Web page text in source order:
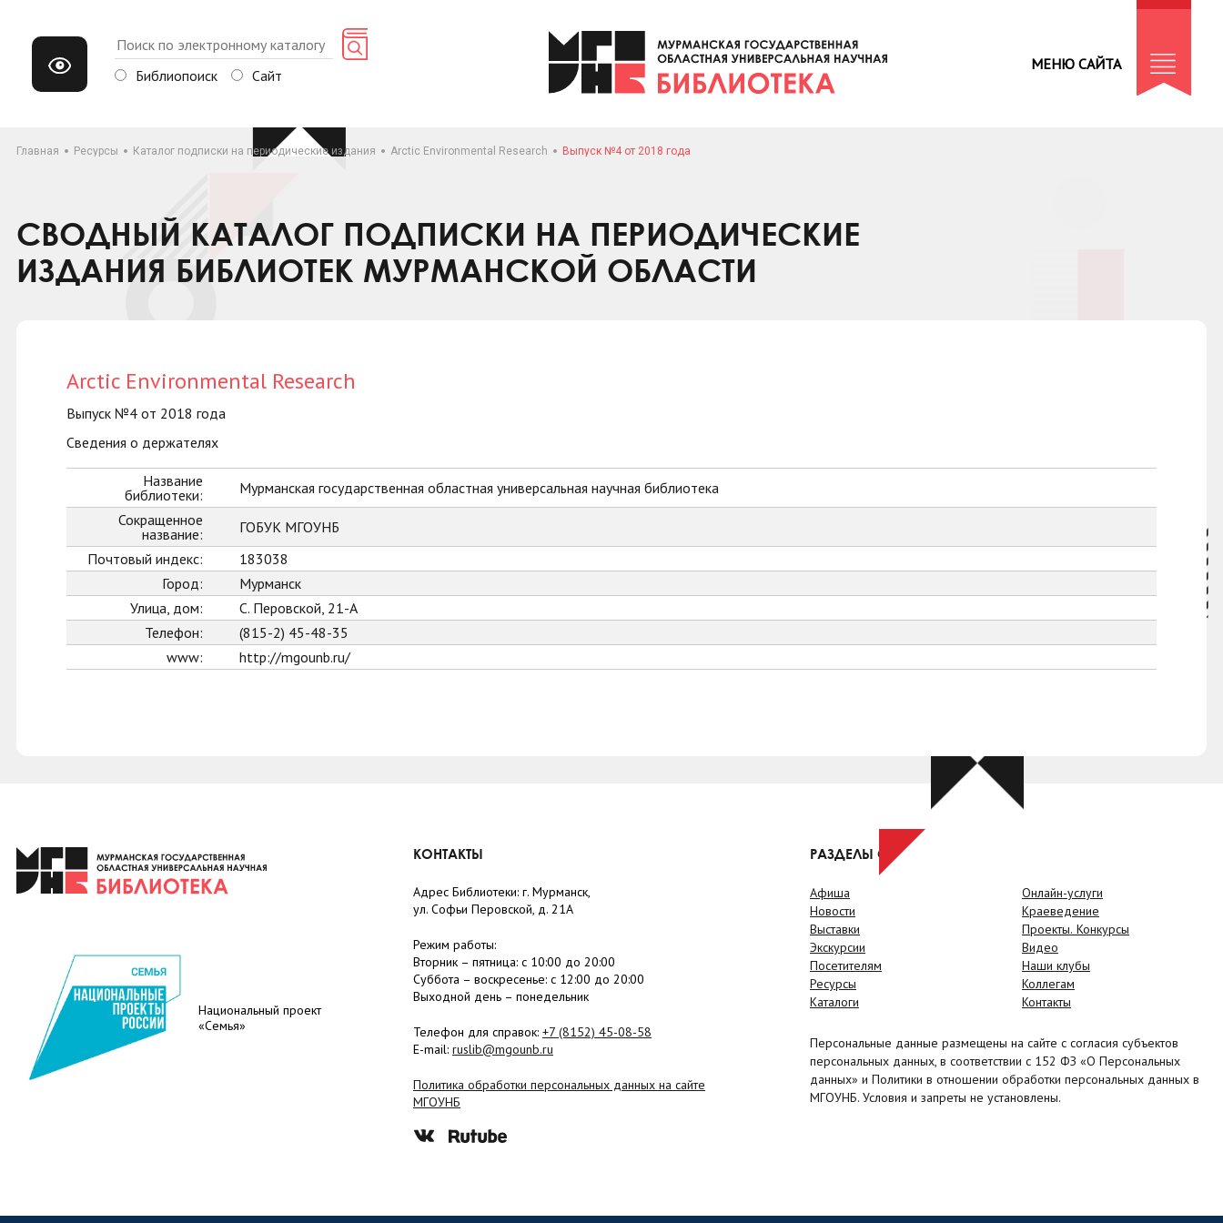
Библиопоиск Сайт
МЕНЮ САЙТА
Главная Ресурсы Каталог подписки на периодические издания Arctic Environmental Research Выпуск №4 от 2018 года
СВОДНЫЙ КАТАЛОГ ПОДПИСКИ НА ПЕРИОДИЧЕСКИЕ
ИЗДАНИЯ БИБЛИОТЕК МУРМАНСКОЙ ОБЛАСТИ
Arctic Environmental Research
Выпуск №4 от 2018 года
Сведения о держателях
Название
библиотеки:
Мурманская государственная областная универсальная научная библиотека
Сокращенное
название:
ГОБУК МГОУНБ
Почтовый индекс:
183038
Город:
Мурманск
Улица, дом:
С. Перовской, 21-А
Телефон:
(815-2) 45-48-35
www:
http://mgounb.ru/
Национальный проект
«Семья»
КОНТАКТЫ
Адрес Библиотеки: г. Мурманск,
ул. Софьи Перовской, д. 21А
Режим работы:
Вторник – пятница: с 10:00 до 20:00
Суббота – воскресенье: c 12:00 до 20:00
Выходной день – понедельник
Телефон для справок: +7 (8152) 45-08-58
E-mail: ruslib@mgounb.ru
Политика обработки персональных данных на сайте
МГОУНБ
РАЗДЕЛЫ САЙТА
Афиша
Новости
Выставки
Экскурсии
Посетителям
Ресурсы
Каталоги
Онлайн-услуги
Краеведение
Проекты. Конкурсы
Видео
Наши клубы
Коллегам
Контакты
Персональные данные размещены на сайте с согласия субъектов
персональных данных, в соответствии с 152 ФЗ «О Персональных
данных» и Политики в отношении обработки персональных данных в
МГОУНБ. Условия и запреты не установлены.